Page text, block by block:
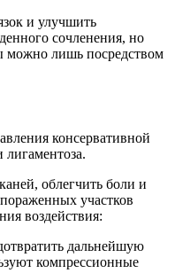
и улучшить
сочленения, но
можно лишь посредством
консервативной
облегчить боли и
участков
воздействия:
дальнейшую
компрессионные